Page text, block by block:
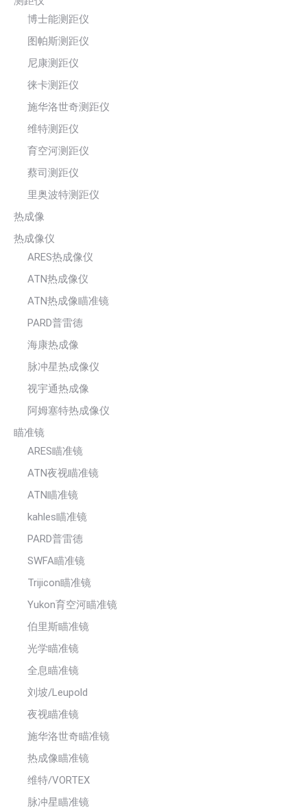
博士能测距仪
图帕斯测距仪
尼康测距仪
徕卡测距仪
施华洛世奇测距仪
维特测距仪
育空河测距仪
蔡司测距仪
里奥波特测距仪
热成像
热成像仪
ARES热成像仪
ATN热成像仪
ATN热成像瞄准镜
PARD普雷德
海康热成像
脉冲星热成像仪
视宇通热成像
阿姆塞特热成像仪
瞄准镜
ARES瞄准镜
ATN夜视瞄准镜
ATN瞄准镜
kahles瞄准镜
PARD普雷德
SWFA瞄准镜
Trijicon瞄准镜
Yukon育空河瞄准镜
伯里斯瞄准镜
光学瞄准镜
全息瞄准镜
刘坡/Leupold
夜视瞄准镜
施华洛世奇瞄准镜
热成像瞄准镜
维特/VORTEX
脉冲星瞄准镜